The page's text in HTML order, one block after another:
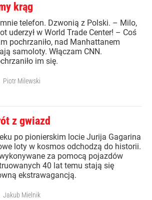
krąg
telefon. Dzwonią z Polski. – Milo,
uderzył w World Trade Center! – Coś
pochrzaniło, nad Manhattanem
samoloty. Włączam CNN.
im się.
Piotr Milewski
z gwiazd
po pionierskim locie Jurija Gagarina
loty w kosmos odchodzą do historii.
za pomocą pojazdów
40 lat temu stają się
ekstrawagancją.
Jakub Mielnik